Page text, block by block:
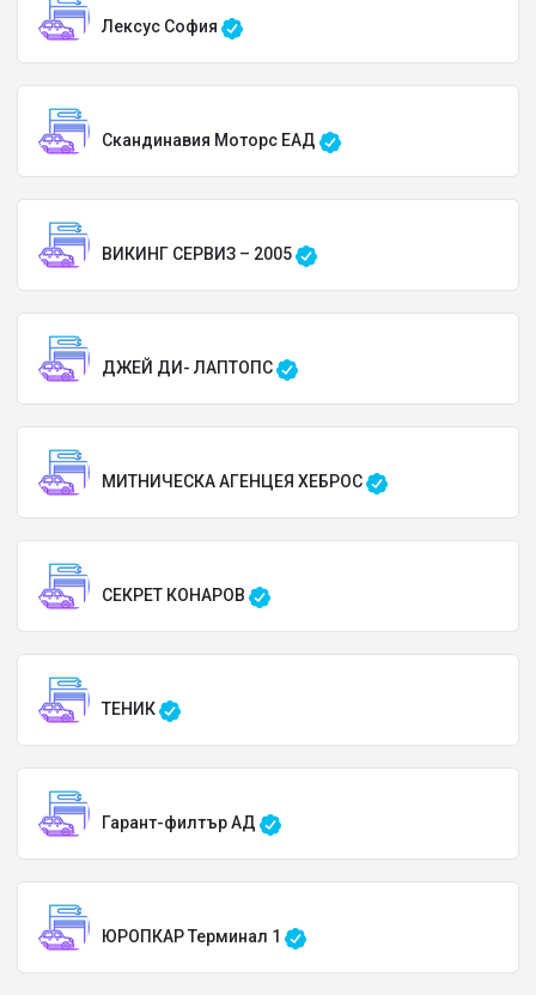
Лексус София
Скандинавия Моторс ЕАД
ВИКИНГ СЕРВИЗ – 2005
ДЖЕЙ ДИ- ЛАПТОПС
МИТНИЧЕСКА АГЕНЦЕЯ ХЕБРОС
СЕКРЕТ КОНАРОВ
ТЕНИК
Гарант-филтър АД
ЮРОПКАР Терминал 1